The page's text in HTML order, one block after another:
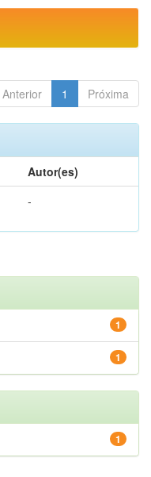
Anterior 1 Próxima
Autor(es)
-
1
1
1